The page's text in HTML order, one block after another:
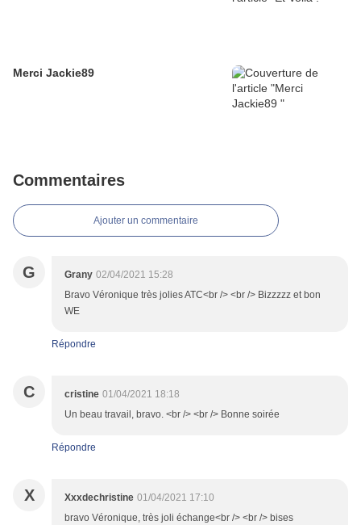
Merci Jackie89
Commentaires
Ajouter un commentaire
G Grany 02/04/2021 15:28
Bravo Véronique très jolies ATC<br /> <br /> Bizzzzz et bon
WE
Répondre
C cristine 01/04/2021 18:18
Un beau travail, bravo. <br /> <br /> Bonne soirée
Répondre
X Xxxdechristine 01/04/2021 17:10
bravo Véronique, très joli échange<br /> <br /> bises